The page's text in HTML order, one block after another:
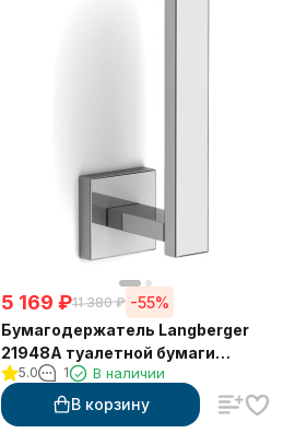
5 169 ₽11 380 ₽ -55%
Бумагодержатель Langberger
21948A туалетной бумаги
вертикальный
5.0 1 В наличии
В корзину